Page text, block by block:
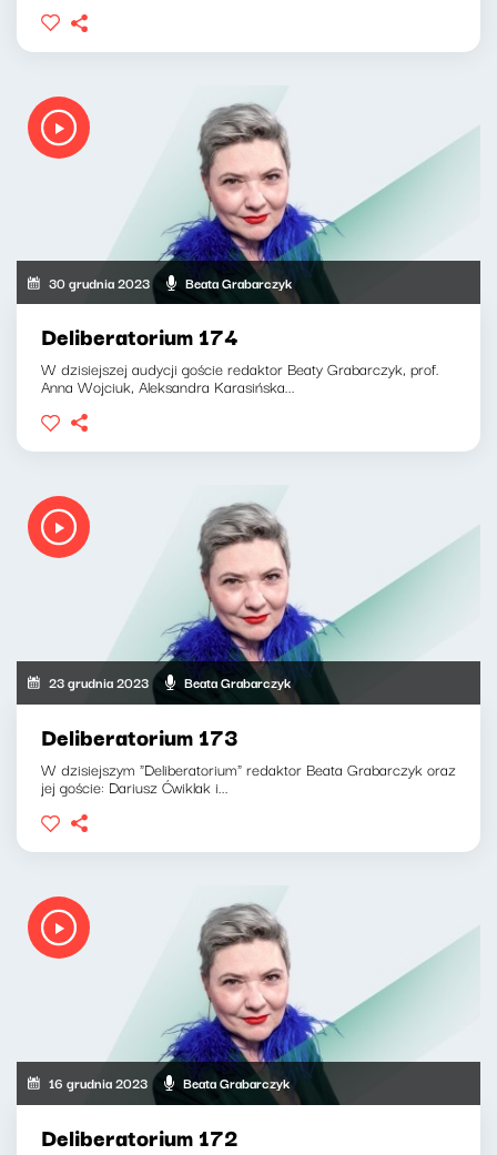
30 grudnia 2023 Beata Grabarczyk
Deliberatorium 174
W dzisiejszej audycji goście redaktor Beaty Grabarczyk, prof.
Anna Wojciuk, Aleksandra Karasińska...
23 grudnia 2023 Beata Grabarczyk
Deliberatorium 173
W dzisiejszym "Deliberatorium" redaktor Beata Grabarczyk oraz
jej goście: Dariusz Ćwiklak i...
16 grudnia 2023 Beata Grabarczyk
Deliberatorium 172